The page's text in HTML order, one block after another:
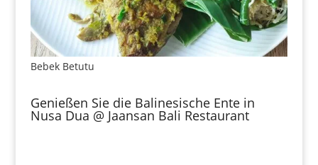
Bebek Betutu
Genießen Sie die Balinesische Ente in
Nusa Dua @ Jaansan Bali Restaurant